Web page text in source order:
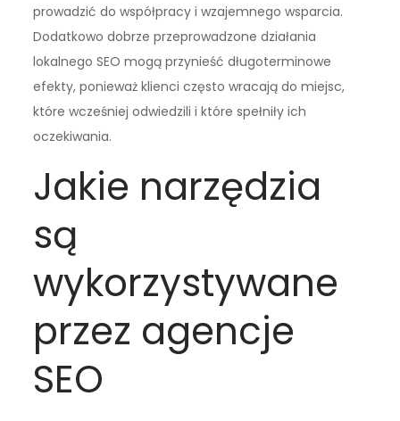
prowadzić do współpracy i wzajemnego wsparcia.
Dodatkowo dobrze przeprowadzone działania
lokalnego SEO mogą przynieść długoterminowe
efekty, ponieważ klienci często wracają do miejsc,
które wcześniej odwiedzili i które spełniły ich
oczekiwania.
Jakie narzędzia
są
wykorzystywane
przez agencje
SEO